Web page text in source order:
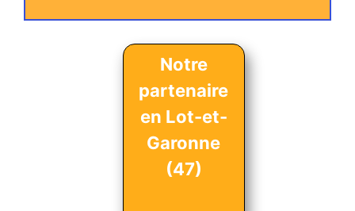
Notre
partenaire
en Lot-et-
Garonne
(47)